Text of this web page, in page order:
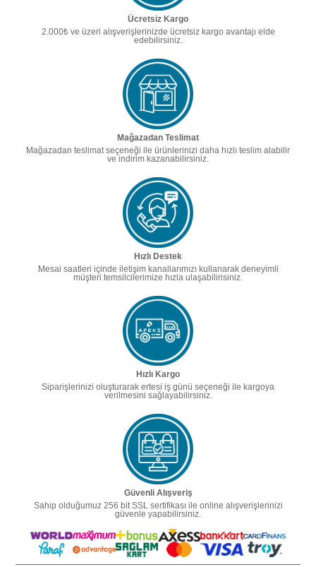
Ücretsiz Kargo
2.000₺ ve üzeri alışverişlerinizde ücretsiz kargo avantajı elde
edebilirsiniz.
Mağazadan Teslimat
Mağazadan teslimat seçeneği ile ürünlerinizi daha hızlı teslim alabilir
ve indirim kazanabilirsiniz.
Hızlı Destek
Mesai saatleri içinde iletişim kanallarımızı kullanarak deneyimli
müşteri temsilcilerimize hızla ulaşabilirisiniz.
Hızlı Kargo
Siparişlerinizi oluşturarak ertesi iş günü seçeneği ile kargoya
verilmesini sağlayabilirsiniz.
Güvenli Alışveriş
Sahip olduğumuz 256 bit SSL sertifikası ile online alışverişlerinizi
güvenle yapabilirsiniz.